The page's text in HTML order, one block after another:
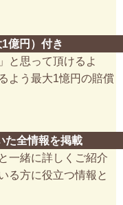
億円）付き
と思って頂けるよ
よう最大1憶円の賠償
た全情報を掲載
一緒に詳しくご紹介
る方に役立つ情報と